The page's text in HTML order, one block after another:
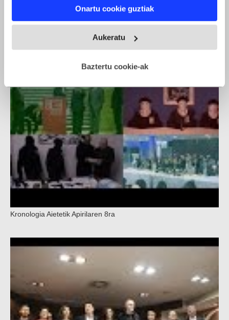
Collect information about your geographical location
which can be accurate to within several meters
Identify your device by actively scanning it for
and set your preferences in thedetails section
Webgune honek cookie propioak eta hirugarrenen cookie-
fitxategiak erabiltzen ditu. Zure esperientzia eta
zerbitzuak hobetzeko asmoz, cookie teknologiaz
baliatzen gara. Ohar hau onartuz gero, teknologia hori
erabiltzeko baimen esplizitua ematen diguzu.
irakurri
Onartu cookie guztiak
Aukeratu
Baztertu cookie-ak
ETAren armagabetzeari buruzko ekitaldi instituzionala
Kronologia Aietetik Apirilaren 8ra